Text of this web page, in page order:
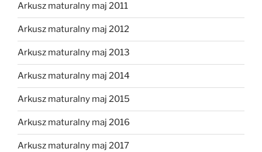
Arkusz maturalny maj 2011
Arkusz maturalny maj 2012
Arkusz maturalny maj 2013
Arkusz maturalny maj 2014
Arkusz maturalny maj 2015
Arkusz maturalny maj 2016
Arkusz maturalny maj 2017